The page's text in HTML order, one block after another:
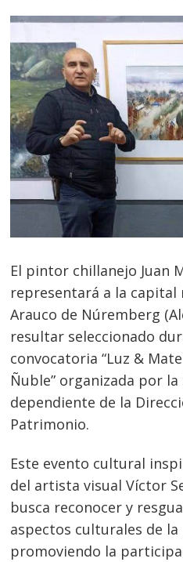
El pintor chillanejo Juan
representará a la capital
Arauco de Núremberg
resultar seleccionado
convocatoria “Luz &
Ñuble” organizada por
dependiente de la
Patrimonio.
Este evento cultural
del artista visual Víctor
busca reconocer y
aspectos culturales de
promoviendo la